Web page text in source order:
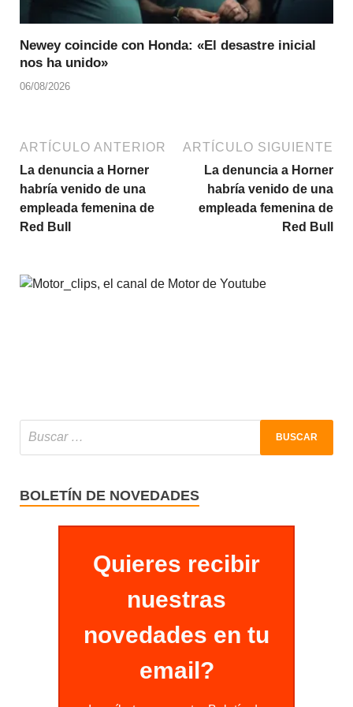
Newey coincide con Honda: «El desastre inicial
nos ha unido»
06/08/2026
ARTÍCULO ANTERIOR
La denuncia a Horner
habría venido de una
empleada femenina de
Red Bull
ARTÍCULO SIGUIENTE
La denuncia a Horner
habría venido de una
empleada femenina de
Red Bull
BOLETÍN DE NOVEDADES
Quieres recibir
nuestras
novedades en tu
email?